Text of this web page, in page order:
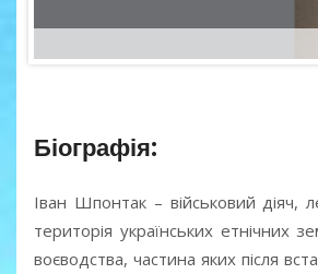
Біографія:
Іван Шпонтак – військовий діяч,
територія українських етнічних
воєводства, частина яких після